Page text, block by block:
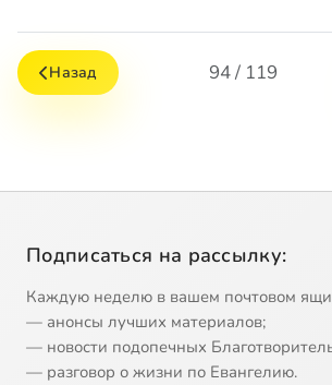
Назад 94 / 119
Подписаться на рассылку:
Каждую неделю в вашем почтовом
— анонсы лучших материалов;
— новости подопечных
— разговор о жизни по Евангелию.